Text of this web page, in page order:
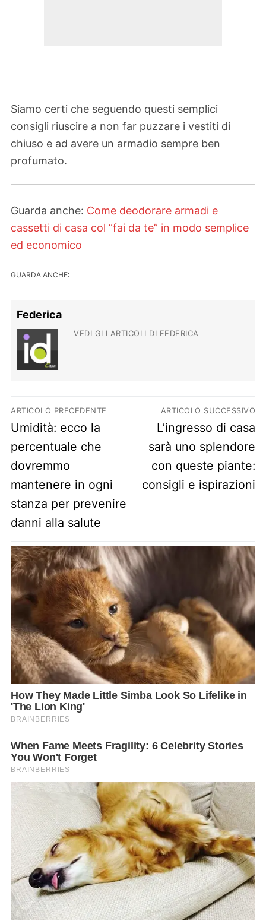
Siamo certi che seguendo questi semplici
consigli riuscire a non far puzzare i vestiti di
chiuso e ad avere un armadio sempre ben
profumato.
Guarda anche: Come deodorare armadi e
cassetti di casa col “fai da te” in modo semplice
ed economico
GUARDA ANCHE:
Federica
VEDI GLI ARTICOLI DI FEDERICA
Navigazione articoli
ARTICOLO PRECEDENTE
Previous post:
Umidità: ecco la
percentuale che
dovremmo
mantenere in ogni
stanza per prevenire
danni alla salute
ARTICOLO SUCCESSIVO
Next post:
L’ingresso di casa
sarà uno splendore
con queste piante:
consigli e ispirazioni